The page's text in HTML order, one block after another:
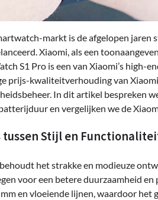
markt is de afgelopen jaren
Xiaomi, als een
S1 Pro is een van Xiaomi’s
prijs-kwaliteitverhouding van
In dit artikel bespreken
en vergelijken we de
tussen Stijl en
het strakke en modieuze
voor een betere duurzaamheid
en vloeiende lijnen, waardoor het